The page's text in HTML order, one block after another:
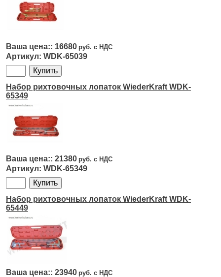
16680
WDK-65039
Набор рихтовочных лопаток WiederKraft WDK-
65349
21380
WDK-65349
Набор рихтовочных лопаток WiederKraft WDK-
65449
23940